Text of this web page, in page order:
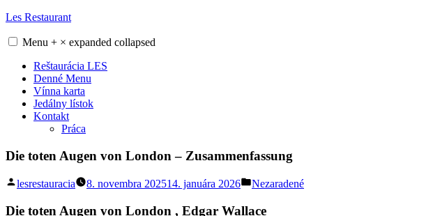
Skip
content
Les Restaurant
Menu + × expanded collapsed
Reštaurácia LES
Denné Menu
Vínna karta
Jedálny lístok
Kontakt
Práca
Die toten Augen von London – Zusammenfassung
Posted
lesrestauracia 8. novembra 202514. januára 2026
Posted
Nezaradené
Die toten Augen von London , Edgar Wallace